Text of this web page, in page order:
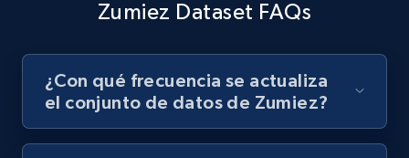
Zumiez Dataset FAQs
¿Con qué frecuencia se actualiza
el conjunto de datos de Zumiez?